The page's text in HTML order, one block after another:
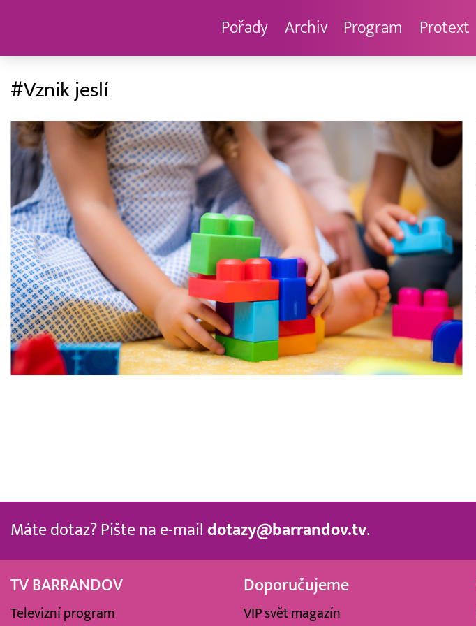
Pořady Archiv Program Protext
#Vznik jeslí
Máte dotaz? Pište na e-mail dotazy@barrandov.tv.
TV BARRANDOV
Televizní program
Doporučujeme
VIP svět magazín